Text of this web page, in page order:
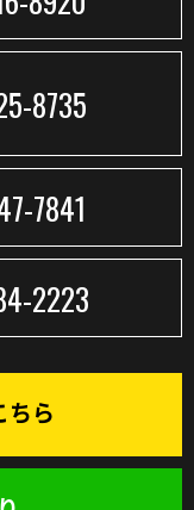
8735
7841
2223
ちら